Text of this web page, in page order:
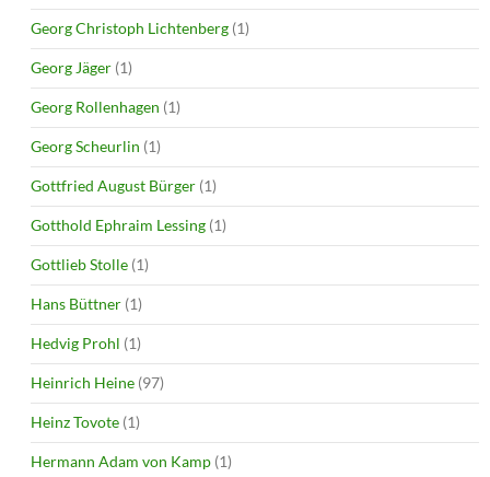
Georg Christoph Lichtenberg (1)
Georg Jäger (1)
Georg Rollenhagen (1)
Georg Scheurlin (1)
Gottfried August Bürger (1)
Gotthold Ephraim Lessing (1)
Gottlieb Stolle (1)
Hans Büttner (1)
Hedvig Prohl (1)
Heinrich Heine (97)
Heinz Tovote (1)
Hermann Adam von Kamp (1)